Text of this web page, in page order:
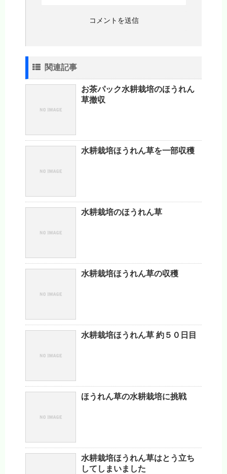
関連記事
お茶パック水耕栽培のほうれん
草撤収
水耕栽培ほうれん草を一部収穫
水耕栽培のほうれん草
水耕栽培ほうれん草の収穫
水耕栽培ほうれん草 約５０日目
ほうれん草の水耕栽培に挑戦
水耕栽培ほうれん草はとう立ち
してしまいました